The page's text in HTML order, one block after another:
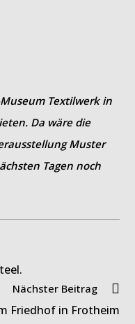
Textilwerk in
Da wäre die
Muster
Tagen noch
Nächster Beitrag
Friedhof in Frotheim